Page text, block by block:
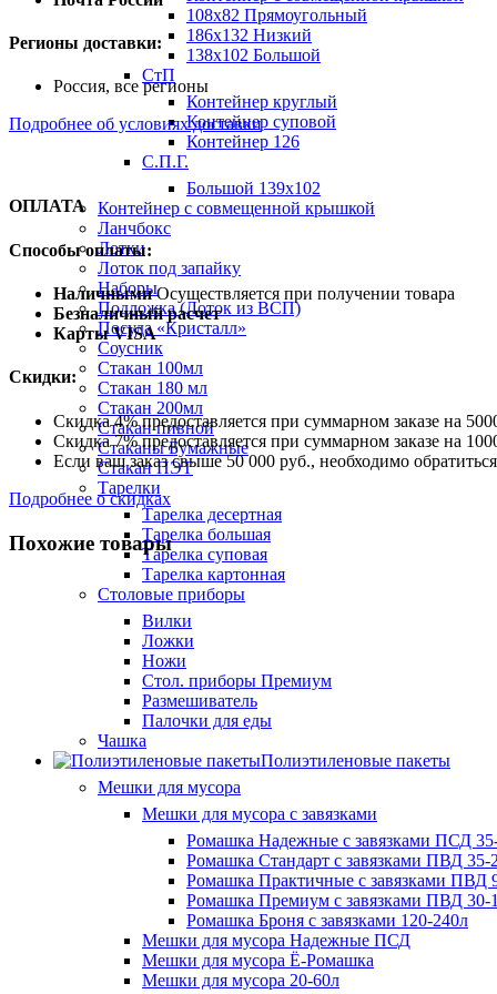
108х82 Прямоугольный
186х132 Низкий
138х102 Большой
СтП
Контейнер круглый
Контейнер суповой
Контейнер 126
С.П.Г.
Большой 139х102
Контейнер с совмещенной крышкой
Ланчбокс
Лотки
Лоток под запайку
Наборы
Подложка (Лоток из ВСП)
Посуда «Кристалл»
Соусник
Стакан 100мл
Стакан 180 мл
Стакан 200мл
Стакан пивной
Стаканы Бумажные
Стакан ПЭТ
Тарелки
Тарелка десертная
Тарелка большая
Тарелка суповая
Тарелка картонная
Столовые приборы
Вилки
Ложки
Ножи
Стол. приборы Премиум
Размешиватель
Палочки для еды
Чашка
Полиэтиленовые пакеты
Мешки для мусора
Мешки для мусора с завязками
Ромашка Надежные с завязками ПСД
Ромашка Стандарт с завязками ПВД 35-
Ромашка Практичные с завязками ПВД
Ромашка Премиум с завязками ПВД 30-
Ромашка Броня с завязками 120-240л
Мешки для мусора Надежные ПСД
Мешки для мусора Ё-Ромашка
Мешки для мусора 20-60л
Регионы доставки:
Россия, все регионы
Подробнее об условиях доставки
ОПЛАТА
Способы оплаты:
НаличнымиОсуществляется при получении товара
Безналичный расчет
Карты VISA
Скидки:
Скидка 4% предоставляется при суммарном заказе на
Скидка 7% предоставляется при суммарном заказе на
Если ваш заказ свыше 50 000 руб., необходимо
Подробнее о скидках
Похожие товары